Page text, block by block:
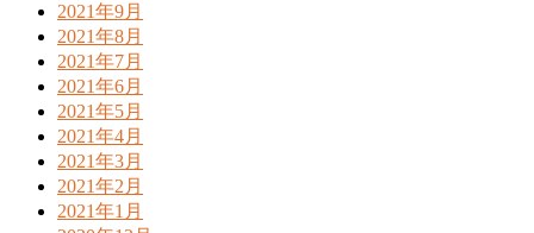
2021年9月
2021年8月
2021年7月
2021年6月
2021年5月
2021年4月
2021年3月
2021年2月
2021年1月